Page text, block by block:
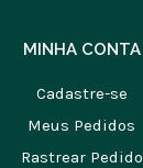
MINHA CONTA
Cadastre-se
Meus Pedidos
Rastrear Pedido